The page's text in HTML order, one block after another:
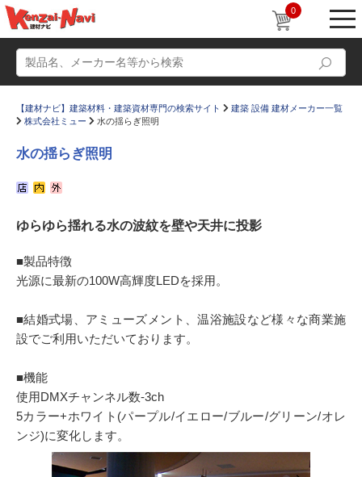
0
かたなび コラム
すまいリング
Q＆A 販売・施工代理店募集
お気に入り
【建材ナビ】建築材料・建築資材専門の検索サイト
建築 設備 建材メーカー一覧
株式会社ミュー
水の揺らぎ照明
水の揺らぎ照明
ゆらゆら揺れる水の波紋を壁や天井に投影
■製品特徴
光源に最新の100W高輝度LEDを採用。
■結婚式場、アミューズメント、温浴施設など様々な商業施
設でご利用いただいております。
■機能
使用DMXチャンネル数-3ch
5カラー+ホワイト(パープル/イエロー/ブルー/グリーン/オレ
ンジ)に変化します。